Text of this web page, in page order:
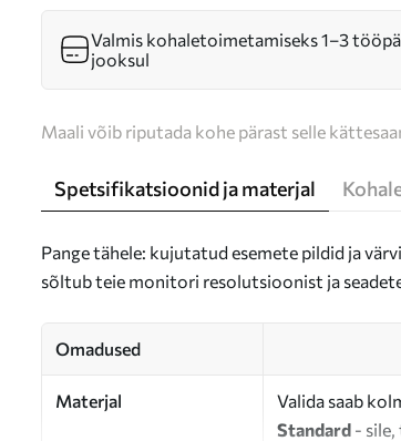
Valmis kohaletoimetamiseks 1–3
jooksul
Maali võib riputada kohe pärast selle
Spetsifikatsioonid ja materjal
Pange tähele: kujutatud esemete pildid ja
sõltub teie monitori resolutsioonist ja
Omadused
Materjal
Valida saab
Standard -